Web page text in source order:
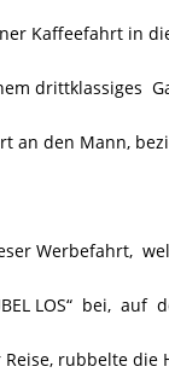
Kaffeefahrt in
drittklassiges
an den Mann,
Werbefahrt,
LOS“ bei, auf
rubbelte